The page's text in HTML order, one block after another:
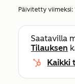
Päivitetty viimeksi:
Saatavilla
Tilauksen
Kaikki